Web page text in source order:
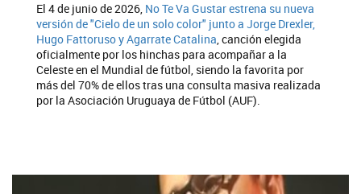
El 4 de junio de 2026, No Te Va Gustar estrena su nueva
versión de "Cielo de un solo color" junto a Jorge Drexler,
Hugo Fattoruso y Agarrate Catalina, canción elegida
oficialmente por los hinchas para acompañar a la
Celeste en el Mundial de fútbol, siendo la favorita por
más del 70% de ellos tras una consulta masiva realizada
por la Asociación Uruguaya de Fútbol (AUF).